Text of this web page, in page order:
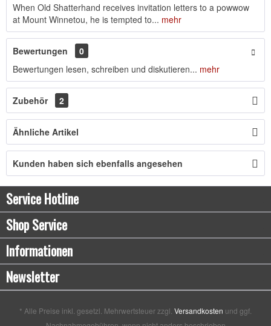
When Old Shatterhand receives invitation letters to a powwow
at Mount Winnetou, he is tempted to... mehr
Bewertungen
0
Bewertungen lesen, schreiben und diskutieren... mehr
Zubehör 2
Ähnliche Artikel
Kunden haben sich ebenfalls angesehen
Service Hotline
Shop Service
Informationen
Newsletter
* Alle Preise inkl. gesetzl. Mehrwertsteuer zzgl. Versandkosten und ggf.